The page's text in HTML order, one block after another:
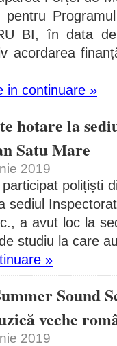
BI, în data
acordarea
in continuare »
hotare la
Satu Mare
2019
polițiști
sediul
a avut loc la
studiu la care
»
Sound
veche
2019